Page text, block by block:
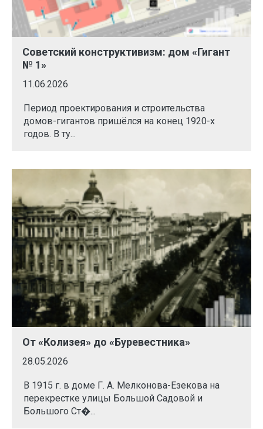
Советский конструктивизм: дом «Гигант
№ 1»
11.06.2026
Период проектирования и строительства
домов-гигантов пришёлся на конец 1920-х
годов. В ту...
От «Колизея» до «Буревестника»
28.05.2026
В 1915 г. в доме Г. А. Мелконова-Езекова на
перекрестке улицы Большой Садовой и
Большого Ст�...